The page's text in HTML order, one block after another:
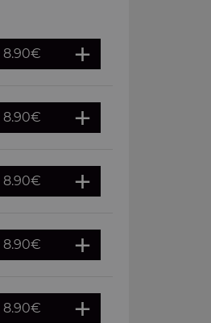
8.90€
8.90€
8.90€
8.90€
8.90€